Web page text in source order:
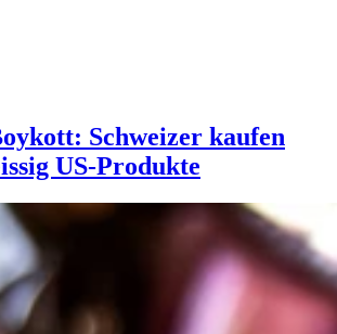
Schweizer kaufen
US-Produkte